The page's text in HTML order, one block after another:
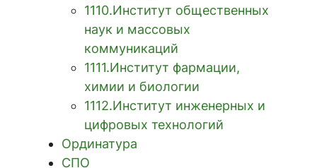
1110.Институт общественных
наук и массовых
коммуникаций
1111.Институт фармации,
химии и биологии
1112.Институт инженерных и
цифровых технологий
Ординатура
СПО